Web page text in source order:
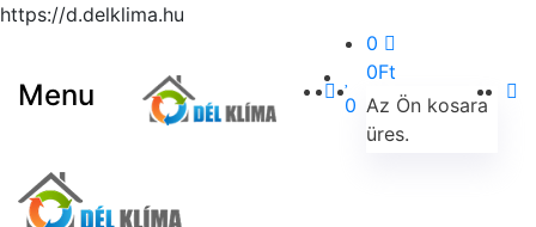
https://d.delklima.hu
Menu 0
0
0Ft
Az Ön kosara
üres.